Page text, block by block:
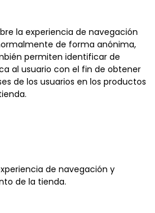
la experiencia de navegación
de forma anónima,
permiten identificar de
al usuario con el fin de obtener
de los usuarios en los productos
de navegación y
de la tienda.